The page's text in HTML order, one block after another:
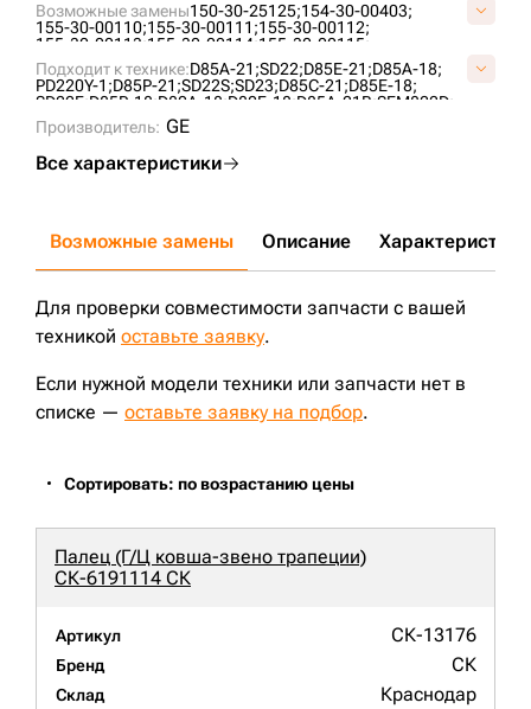
Возможные замены150-30-25125;154-30-00403;
155-30-00110;155-30-00111;155-30-00112;
155-30-00113;155-30-00114;155-30-00115;
155-30-00116;
155-30-00117; 155-30-00118;
155-30-00118-3;155-30-00118-SS;155-30-00250;
155-30-00250-6;155-30-00341;2-2290;B40850A0M00;
VKM353V;ZZ1553000250;
Подходит к технике:D85A-21;SD22;D85E-21;D85A-18;
PD220Y-1;D85P-21;SD22S;SD23;D85C-21;D85E-18;
SD22F;D85P-18;D80A-18;D80F-18;D85A-21B;SEM822D;
TY230;
CLG B230R;
Производитель: GE
Все характеристики
Возможные замены Описание Характеристики
Для проверки совместимости запчасти с вашей
техникой оставьте заявку.
Если нужной модели техники или запчасти нет в
списке — оставьте заявку на подбор.
Сортировать: по возрастанию цены
Палец (Г/Ц ковша-звено трапеции)
СК-6191114 СК
Артикул СК-13176
Бренд СК
Склад Краснодар